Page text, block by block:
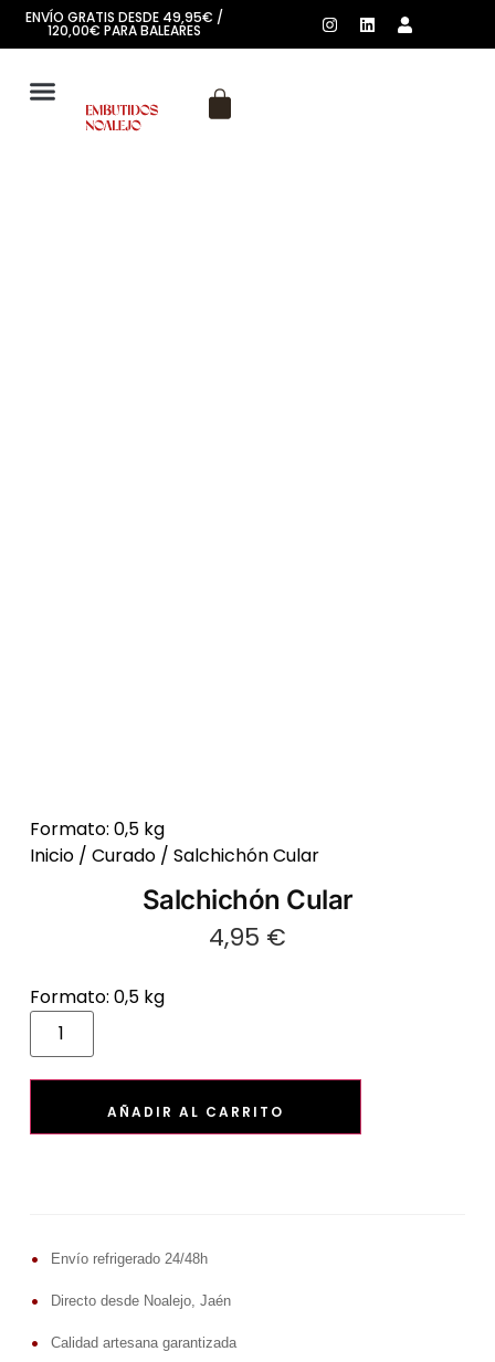
ENVÍO GRATIS DESDE 49,95€ /
120,00€ PARA BALEARES
Formato: 0,5 kg
Inicio/ Curado/ Salchichón Cular
Salchichón Cular
4,95 €
Formato: 0,5 kg
AÑADIR AL CARRITO
• Envío refrigerado 24/48h
• Directo desde Noalejo, Jaén
• Calidad artesana garantizada